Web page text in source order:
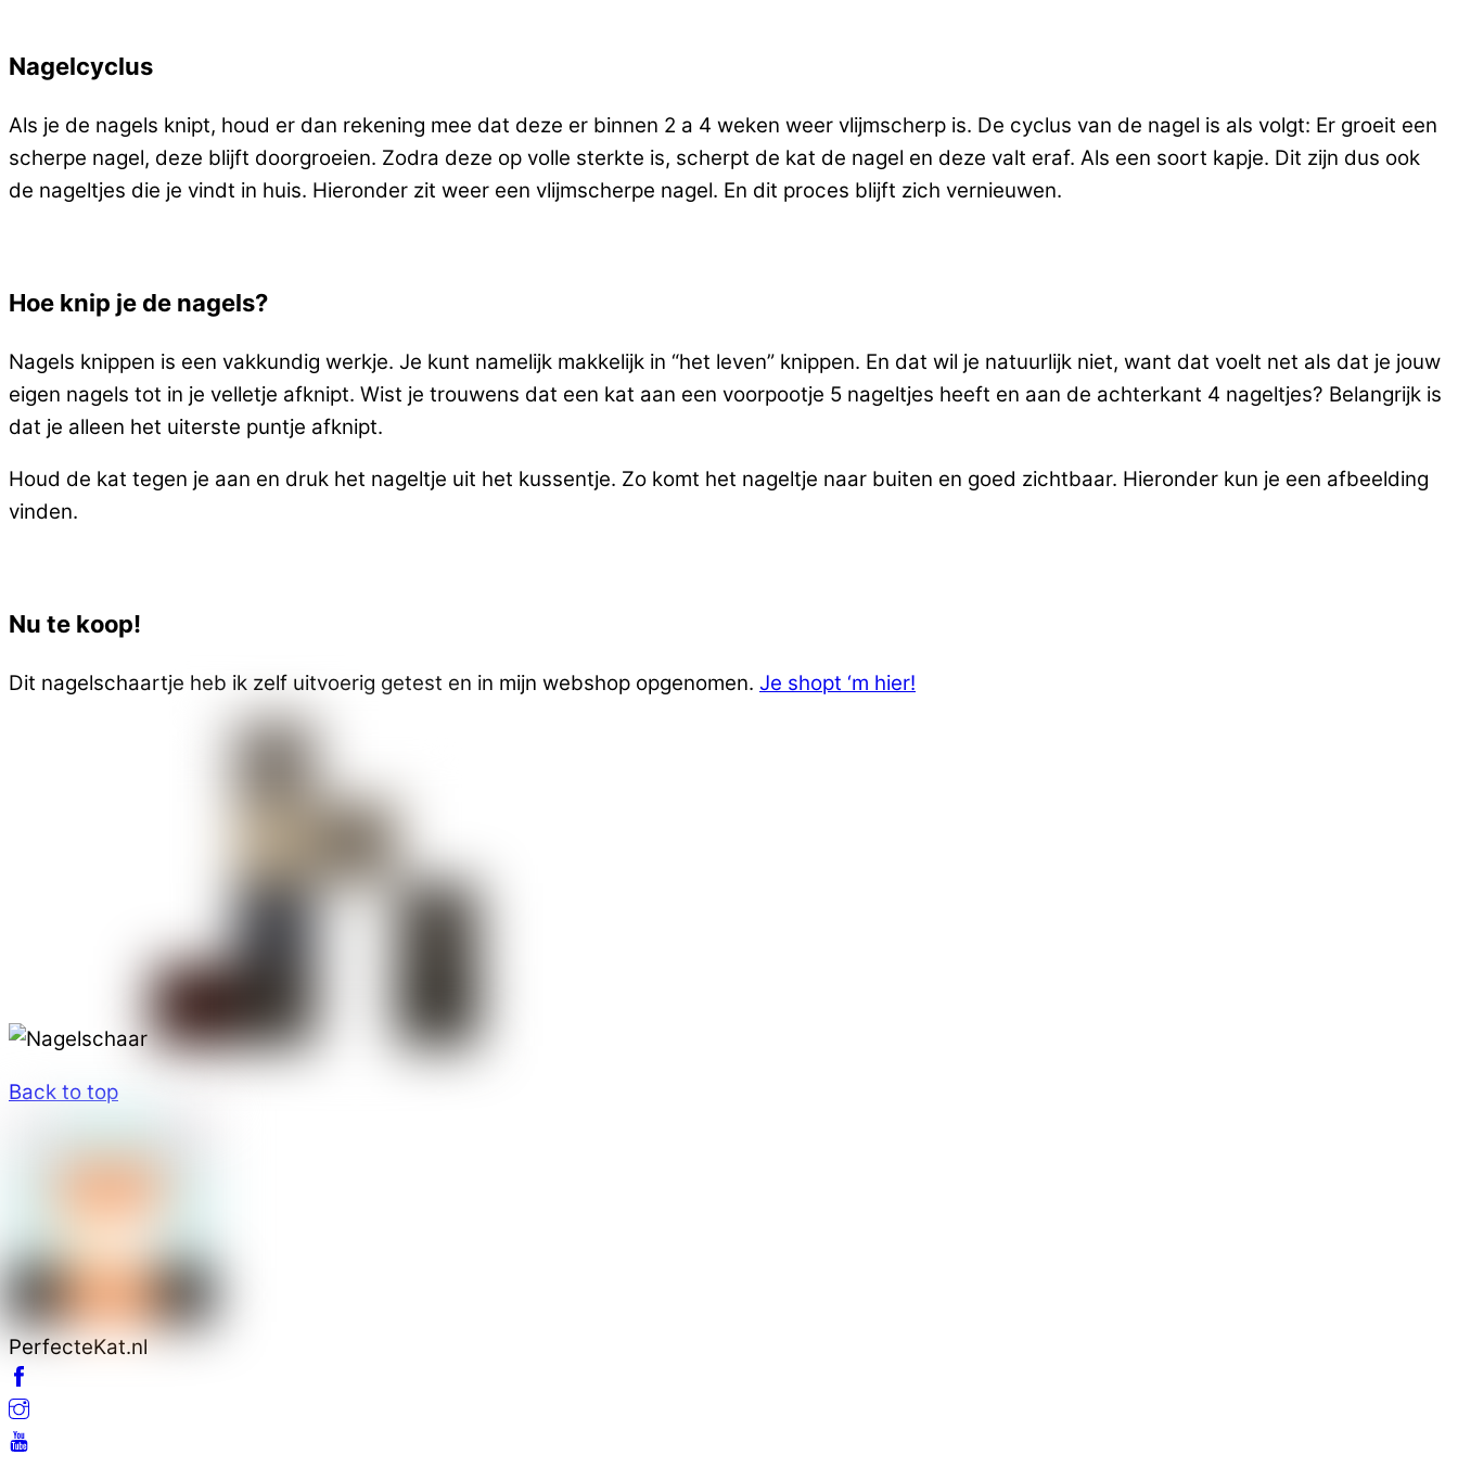
Nagelcyclus
Als je de nagels knipt, houd er dan rekening mee dat deze er binnen 2 a 4 weken weer vlijmscherp is. De cyclus van de nagel is als volgt: Er groeit een
scherpe nagel, deze blijft doorgroeien. Zodra deze op volle sterkte is, scherpt de kat de nagel en deze valt eraf. Als een soort kapje. Dit zijn dus ook
de nageltjes die je vindt in huis. Hieronder zit weer een vlijmscherpe nagel. En dit proces blijft zich vernieuwen.
Hoe knip je de nagels?
Nagels knippen is een vakkundig werkje. Je kunt namelijk makkelijk in “het leven” knippen. En dat wil je natuurlijk niet, want dat voelt net als dat je jouw
eigen nagels tot in je velletje afknipt. Wist je trouwens dat een kat aan een voorpootje 5 nageltjes heeft en aan de achterkant 4 nageltjes? Belangrijk is
dat je alleen het uiterste puntje afknipt.
Houd de kat tegen je aan en druk het nageltje uit het kussentje. Zo komt het nageltje naar buiten en goed zichtbaar. Hieronder kun je een afbeelding
vinden.
Nu te koop!
Dit nagelschaartje heb ik zelf uitvoerig getest en in mijn webshop opgenomen. Je shopt ‘m hier!
Back to top
PerfecteKat.nl